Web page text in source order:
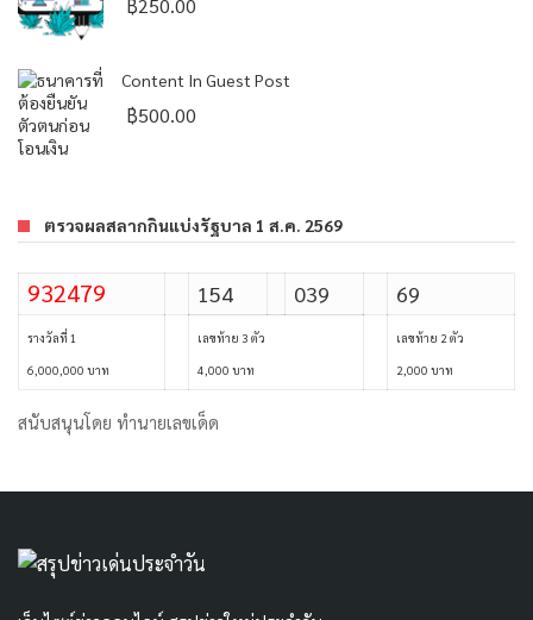
฿250.00
Content In Guest Post
฿500.00
ตรวจผลสลากกินแบ่งรัฐบาล 1 ส.ค. 2569
932479 154 039 69
รางวัลที่ 1
6,000,000 บาท
เลขท้าย 3 ตัว
4,000 บาท
เลขท้าย 2 ตัว
2,000 บาท
สนับสนุนโดย ทำนายเลขเด็ด